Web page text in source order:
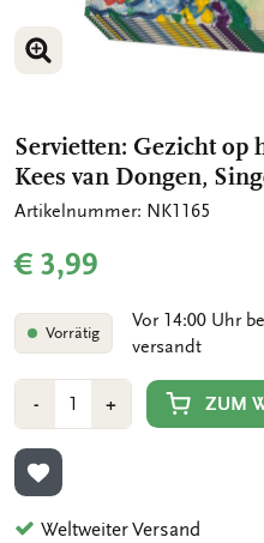
BILD VERGRÖSSERN
Servietten: Gezicht op
Kees van Dongen,
Artikelnummer: NK1165
€ 3,99
Vorrätig
Vor 14:00 Uhr
versandt
-Min
1
Anzahl
+Plus
1
ZUM
ZUR WUNSCHLISTE
Weltweiter Versand